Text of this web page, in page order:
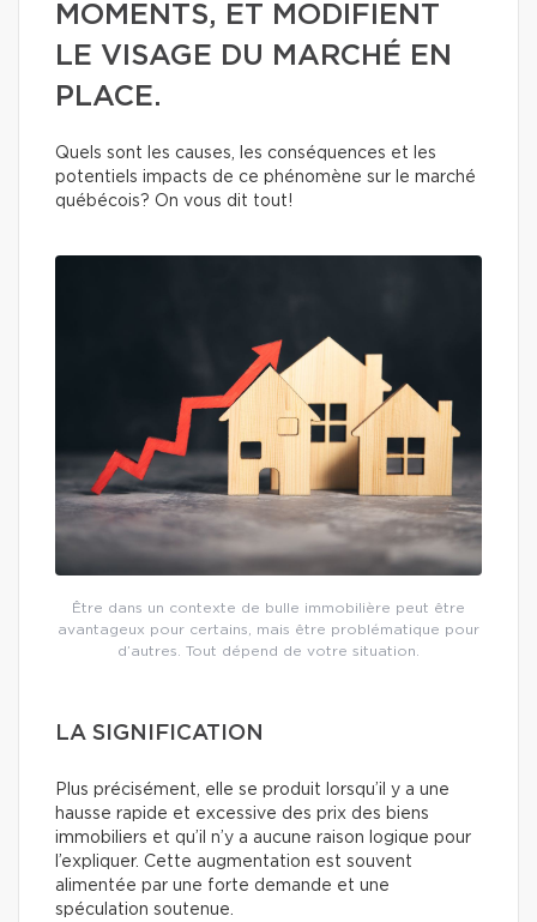
MOMENTS, ET MODIFIENT
LE VISAGE DU MARCHÉ EN
PLACE.
Quels sont les causes, les conséquences et les
potentiels impacts de ce phénomène sur le marché
québécois? On vous dit tout!
Être dans un contexte de bulle immobilière peut être
avantageux pour certains, mais être problématique pour
d’autres. Tout dépend de votre situation.
LA SIGNIFICATION
Plus précisément, elle se produit lorsqu’il y a une
hausse rapide et excessive des prix des biens
immobiliers et qu’il n’y a aucune raison logique pour
l’expliquer. Cette augmentation est souvent
alimentée par une forte demande et une
spéculation soutenue.